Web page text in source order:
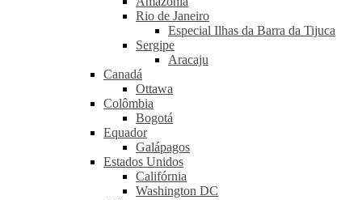
Rio de Janeiro
Especial Ilhas da Barra da Tijuca
Sergipe
Aracaju
Canadá
Ottawa
Colômbia
Bogotá
Equador
Galápagos
Estados Unidos
Califórnia
Washington DC